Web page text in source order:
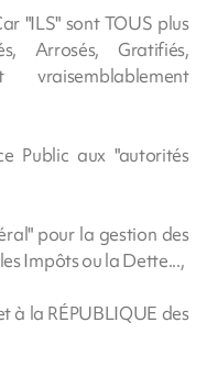
"ILS" sont TOUS plus
Arrosés, Gratifiés,
Public aux "autorités
pour la gestion des
Impôts ou la Dette...,
à la RÉPUBLIQUE des